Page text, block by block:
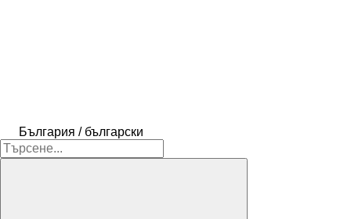
България / български